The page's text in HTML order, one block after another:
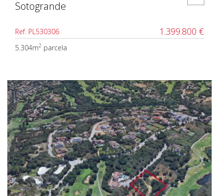
Sotogrande
Ref. PL530306 1.399.800 €
5.304m2 parcela